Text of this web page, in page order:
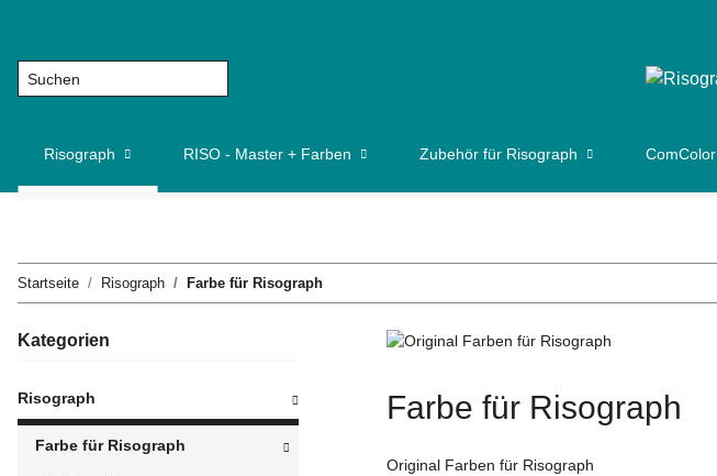
Risograph RISO - Master + Farben Zubehör für Risograph ComColor
Startseite Risograph Farbe für Risograph
Farbe für Risograph
Original Farben für Risograph
Kategorien
Risograph
Farbe für Risograph